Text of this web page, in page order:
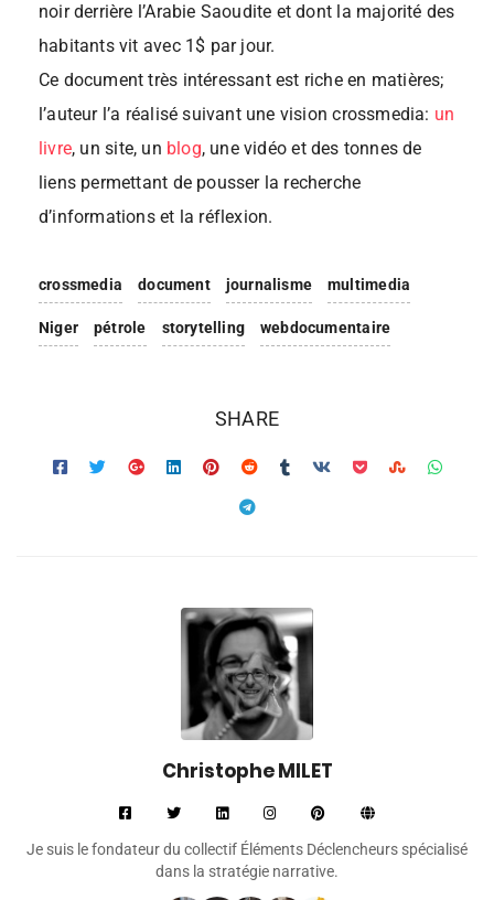
noir derrière l’Arabie Saoudite et dont la majorité des
habitants vit avec 1$ par jour.
Ce document très intéressant est riche en matières;
l’auteur l’a réalisé suivant une vision crossmedia: un
livre, un site, un blog, une vidéo et des tonnes de
liens permettant de pousser la recherche
d’informations et la réflexion.
crossmedia document journalisme multimedia
Niger pétrole storytelling webdocumentaire
SHARE
Christophe MILET
Je suis le fondateur du collectif Éléments Déclencheurs spécialisé
dans la stratégie narrative.